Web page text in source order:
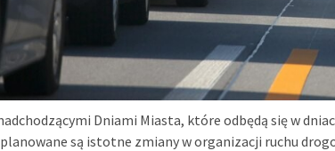
Dniami Miasta, które odbędą się w
są istotne zmiany w organizacji ruchu